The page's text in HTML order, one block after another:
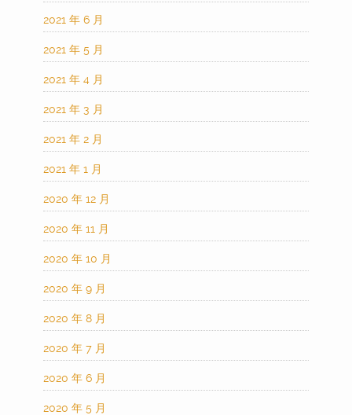
2021 年 6 月
2021 年 5 月
2021 年 4 月
2021 年 3 月
2021 年 2 月
2021 年 1 月
2020 年 12 月
2020 年 11 月
2020 年 10 月
2020 年 9 月
2020 年 8 月
2020 年 7 月
2020 年 6 月
2020 年 5 月